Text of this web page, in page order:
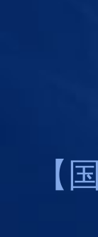
电
传
邮
【
地